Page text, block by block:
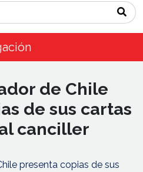
de Chile
de sus cartas
canciller
presenta copias de sus